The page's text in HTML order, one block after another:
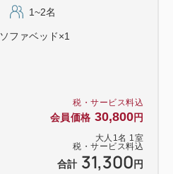
税・サービス料込
会員価格 30,800円
大人 1 名 1 室
税・サービス料込
合計 31,300 円
1~2名
ソファベッド×1